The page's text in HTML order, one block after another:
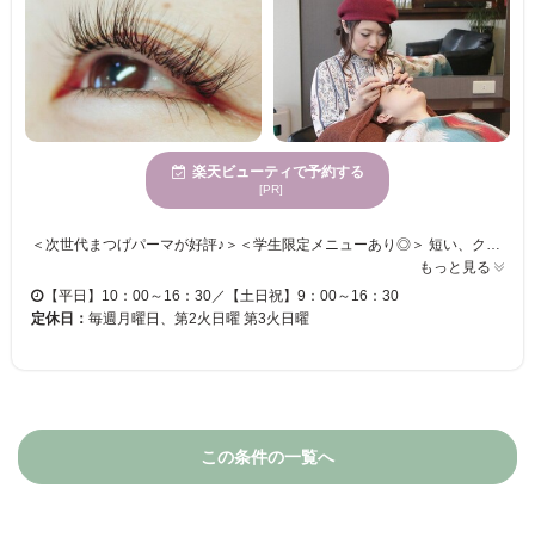
楽天ビューティで予約する
[PR]
＜次世代まつげパーマが好評♪＞＜学生限定メニューあり◎＞ 短い、クセがある、下向きなど、ボリュームがない・・・様々なまつ毛のお悩みをお聞かせください！！ 持続性◎根元からしっかり立ち上げます♪魅力的なまつげに☆ 素材にこだわり、お客様の自まつげを大切にいたします。 忙しい日々を忘れてゆったりまったりまつエク体験をしませんか？ ★☆＜＜尚こちらのサイトからは、ＴＥＬ予約のみとなっておりますのでお電話にてご予約 宜しくお願いします＞＞☆★
もっと見る
【平日】10：00～16：30／【土日祝】9：00～16：30
定休日： 毎週月曜日、第2火日曜 第3火日曜
この条件の一覧へ